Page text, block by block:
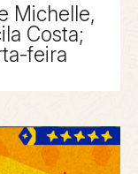
Michelle,
Costa;
feira